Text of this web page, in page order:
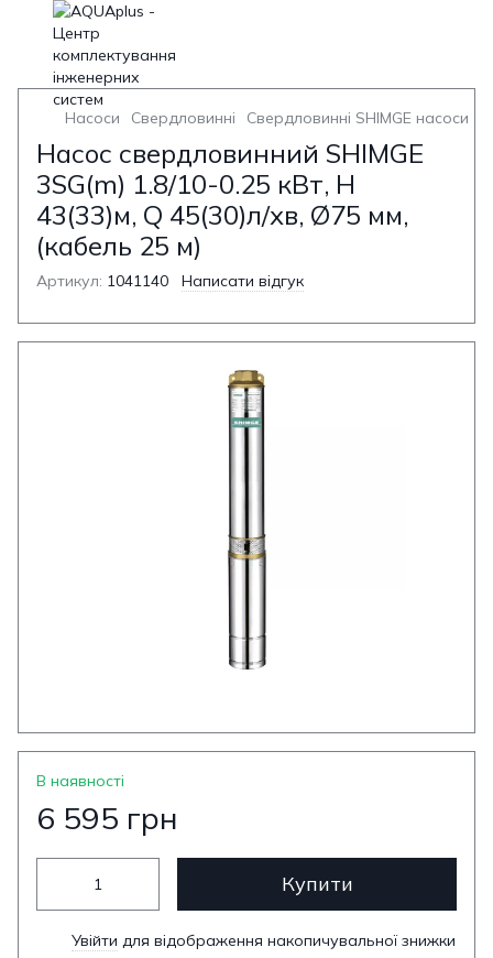
Насоси Свердловинні Свердловинні SHIMGE насоси
Насос свердловинний SHIMGE
3SG(m) 1.8/10-0.25 кВт, Н
43(33)м, Q 45(30)л/хв, Ø75 мм,
(кабель 25 м)
Артикул: 1041140 Написати відгук
В наявності
6 595 грн
Купити
Увійти для відображення накопичувальної знижки